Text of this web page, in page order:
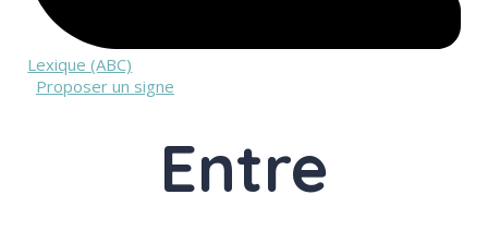
Lexique (ABC)
Proposer un signe
Entre